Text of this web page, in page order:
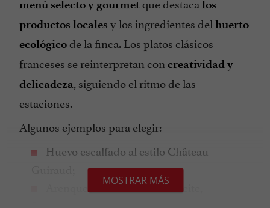
menú selecto y gourmet
los
productos locales y los ingredientes del huerto
ecológicode la finca. Los platos clásicos
franceses se reinterpretan con creatividad y
delicadeza, siguiendo el ritmo de las
estaciones.
Algunos ejemplos para elegir:
Huevo escalfado al estilo Château
Arenque con manzana en aceite,
MOSTRAR MÁS